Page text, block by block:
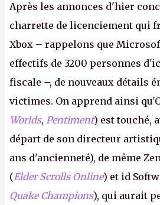
Après les annonces d'hier
charrette de licenciement qui
Xbox – rappelons que
effectifs de 3200 personnes
fiscale –, de nouveaux détails
victimes. On apprend ainsi
Worlds, Pentiment) est touché,
départ de son directeur
ans d'ancienneté), de même
(Elder Scrolls Online) et id
Quake Champions), qui aurait